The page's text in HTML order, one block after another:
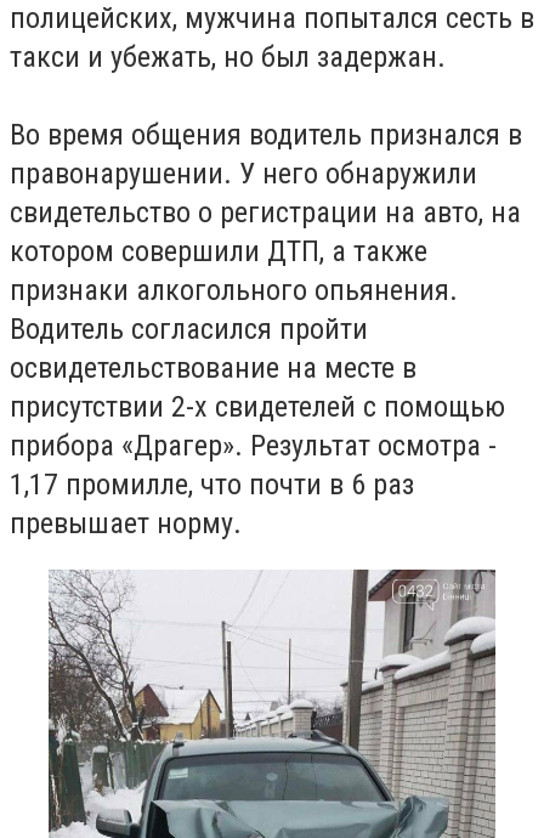
полицейских, мужчина попытался сесть в
такси и убежать, но был задержан.
Во время общения водитель признался в
правонарушении. У него обнаружили
свидетельство о регистрации на авто, на
котором совершили ДТП, а также
признаки алкогольного опьянения.
Водитель согласился пройти
освидетельствование на месте в
присутствии 2-х свидетелей с помощью
прибора «Драгер». Результат осмотра -
1,17 промилле, что почти в 6 раз
превышает норму.